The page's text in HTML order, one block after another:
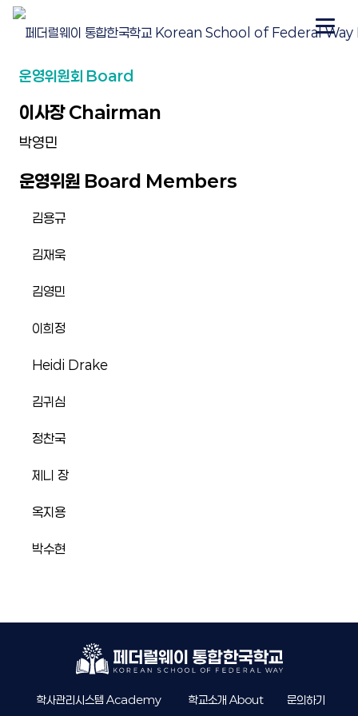
운영위원회 Board
이사장 Chairman
박영민
운영위원 Board Members
김용규
김재욱
김영민
이희정
Heidi Drake
김귀심
정찬국
제니 장
옥지용
박수현
학사관리시스템 Academy
학교소개 About
문의하기